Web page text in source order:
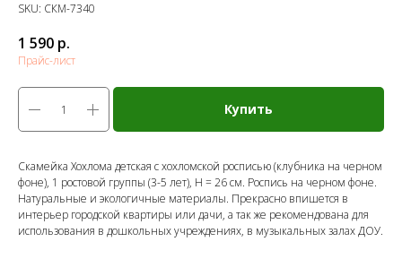
SKU: СКМ-7340
1 590 р.
Прайс-лист
Купить
Скамейка Хохлома детская с хохломской росписью (клубника на черном
фоне), 1 ростовой группы (3-5 лет), Н = 26 см. Роспись на черном фоне.
Натуральные и экологичные материалы. Прекрасно впишется в
интерьер городской квартиры или дачи, а так же рекомендована для
использования в дошкольных учреждениях, в музыкальных залах ДОУ.